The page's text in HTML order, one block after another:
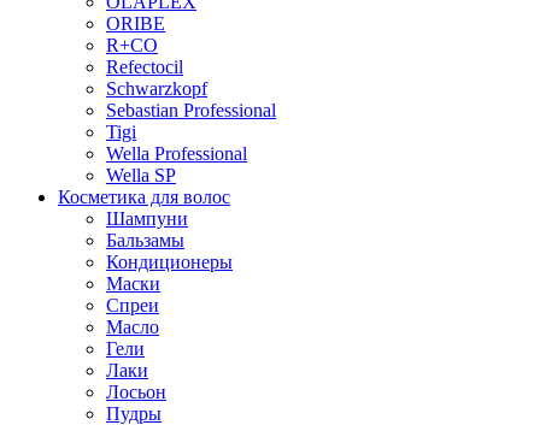
ORIBE
R+CO
Refectocil
Schwarzkopf
Sebastian Professional
Tigi
Wella Professional
Wella SP
Косметика для волос
Шампуни
Бальзамы
Кондиционеры
Маски
Спреи
Масло
Гели
Лаки
Лосьон
Пудры